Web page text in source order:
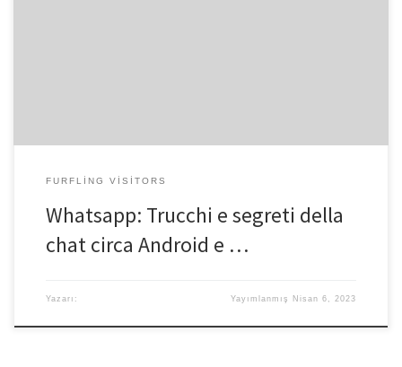
FURFLING VISITORS
Whatsapp: Trucchi e segreti della
chat circa Android e …
Yazarı: Yayımlanmış Nisan 6, 2023